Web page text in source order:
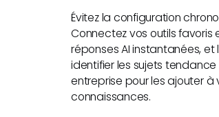
Évitez la configuration
Connectez vos outils favoris
réponses AI instantanées, et
identifier les sujets
entreprise pour les ajouter
connaissances.